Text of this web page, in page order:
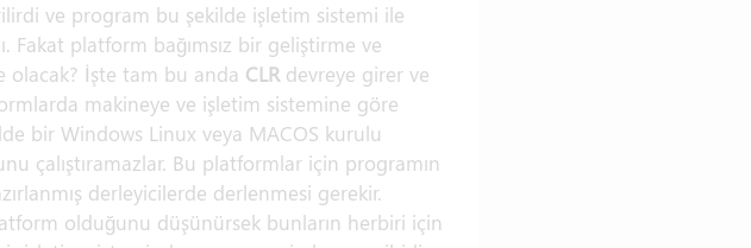
ve program bu şekilde işletim sistemi ile
Fakat platform bağımsız bir geliştirme ve
olacak? İşte tam bu anda CLR devreye girer ve
makineye ve işletim sistemine göre
bir Windows Linux veya MACOS kurulu
çalıştıramazlar. Bu platformlar için programın
derleyicilerde derlenmesi gerekir.
olduğunu düşünürsek bunların herbiri için